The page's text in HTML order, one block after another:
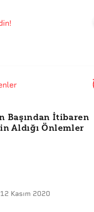
Başından İtibaren
Aldığı Önlemler
12 Kasım 2020